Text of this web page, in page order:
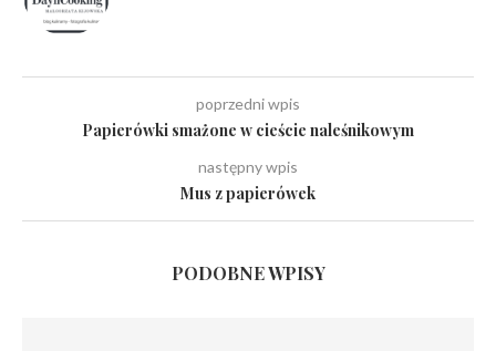
poprzedni wpis
Papierówki smażone w cieście naleśnikowym
następny wpis
Mus z papierówek
PODOBNE WPISY